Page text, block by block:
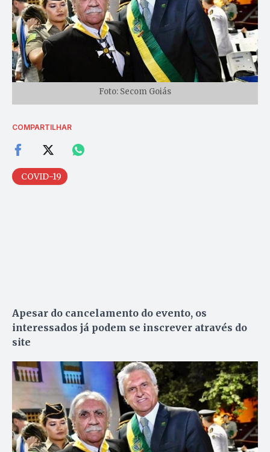
Foto: Secom Goiás
COMPARTILHAR
COVID-19
Apesar do cancelamento do evento, os
interessados já podem se inscrever através do
site